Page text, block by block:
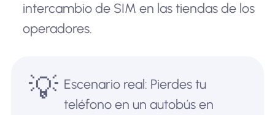
intercambio de SIM en las tiendas de los
operadores.
💡 Escenario real: Pierdes tu
teléfono en un autobús en